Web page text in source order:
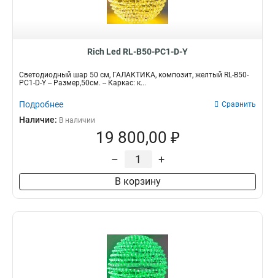
Rich Led RL-B50-PC1-D-Y
Светодиодный шар 50 см, ГАЛАКТИКА, композит, желтый RL-B50-
PC1-D-Y -- Размер,50см. -- Каркас: к...
Подробнее Сравнить
Наличие: В наличии
19 800,00 ₽
– +
В корзину